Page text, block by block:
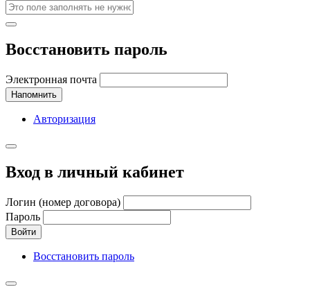
Восстановить пароль
Электронная почта
Напомнить
Авторизация
Вход в личный кабинет
Логин (номер договора)
Пароль
Войти
Восстановить пароль